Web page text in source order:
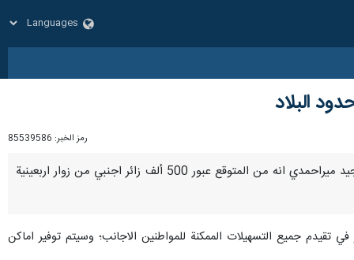
رمز الخبر: 85539586
مشهد / 15 تموز/يوليو/ارنا- صرح نائب وزير الداخلية الايراني للشؤون السياسية والامنية ورئيس لجنة الأربعين مجيد ميراحمدي انه من المتوقع عبور 500 ألف زائر اجنبي من زوار اربعينية
جميع التسهيلات الممكنة للمواطنين الاجانب؛ وسيتم توفير اماكن